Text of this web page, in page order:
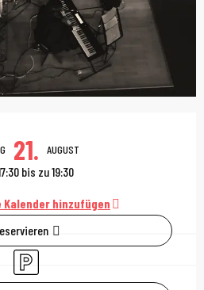
&
21. AUGUST
bis zu 19:30
Kalender hinzufügen
Parkplatz